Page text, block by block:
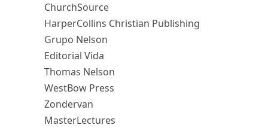
ChurchSource
HarperCollins Christian Publishing
Grupo Nelson
Editorial Vida
Thomas Nelson
WestBow Press
Zondervan
MasterLectures